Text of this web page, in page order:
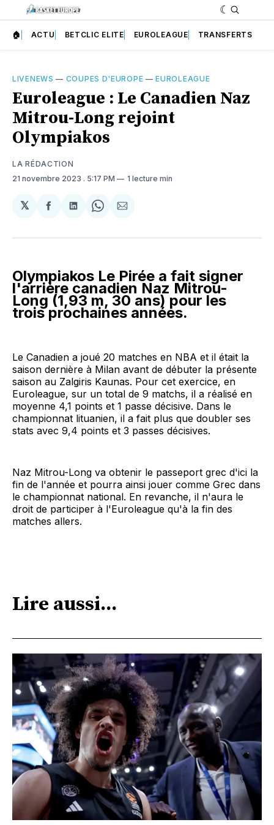
🏠 ACTU BETCLIC ELITE EUROLEAGUE TRANSFERTS
LIVENEWS — COUPES D'EUROPE —EUROLEAGUE
Euroleague : Le Canadien Naz
Mitrou-Long rejoint
Olympiakos
LA RÉDACTION
21 novembre 2023 . 5:17 PM 1 lecture min
𝕏
Partager
Facebook
Partager
LinkedIn
Share
WhatsApp
Partager
Courriel
Olympiakos Le Pirée a fait signer
l'arrière canadien Naz Mitrou-
Long (1,93 m, 30 ans) pour les
trois prochaines années.
Le Canadien a joué 20 matches en NBA et il était la
saison dernière à Milan avant de débuter la présente
saison au Zalgiris Kaunas. Pour cet exercice, en
Euroleague, sur un total de 9 matchs, il a réalisé en
moyenne 4,1 points et 1 passe décisive. Dans le
championnat lituanien, il a fait plus que doubler ses
stats avec 9,4 points et 3 passes décisives.
Naz Mitrou-Long va obtenir le passeport grec d'ici la
fin de l'année et pourra ainsi jouer comme Grec dans
le championnat national. En revanche, il n'aura le
droit de participer à l'Euroleague qu'à la fin des
matches allers.
Lire aussi...